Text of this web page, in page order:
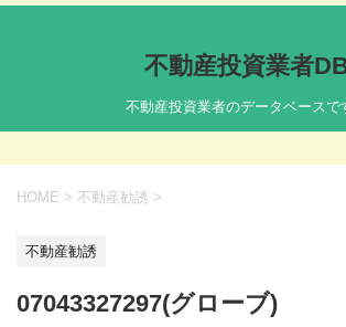
不動産投資業者
不動産投資業者のデータベースで
HOME > 不動産勧誘 >
不動産勧誘
07043327297(グローブ)